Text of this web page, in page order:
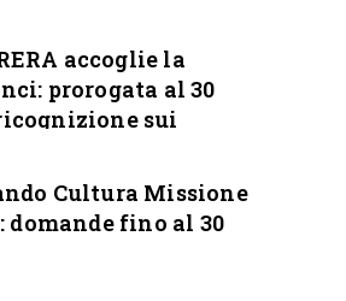
accoglie la
prorogata al 30
sui
Cultura Missione
domande fino al 30